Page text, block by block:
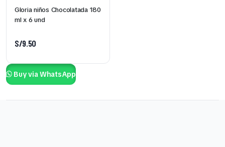
Gloria niños Chocolatada 180
ml x 6 und
S/9.50
Buy via WhatsApp